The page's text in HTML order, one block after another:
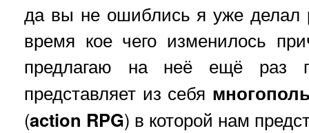
да вы не ошиблись я уже делал
время кое чего изменилось
предлагаю на неё ещё раз
представляет из себя
(action RPG) в которой нам